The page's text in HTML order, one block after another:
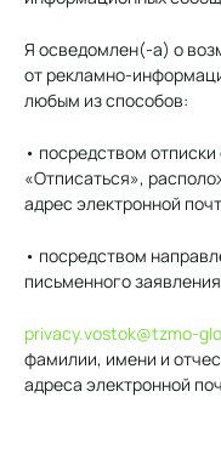
Я осведомлен(-а) о
от рекламно-
любым из способов:
• посредством
«Отписаться»,
адрес электронной
• посредством
письменного
privacy.vostok@tzmo-
фамилии, имени и
адреса электронной